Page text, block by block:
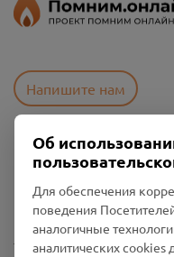
Напишите нам
Пользовательское
Промо-материалы
Настройки cookies
Об
Для обеспечения
поведения
аналогичные
аналитических cookies